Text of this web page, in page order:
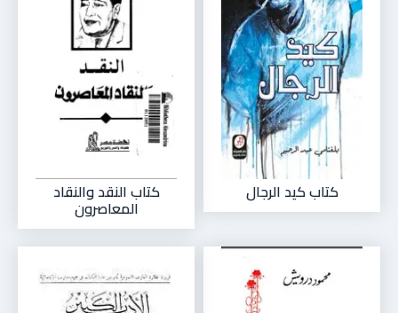
كتاب كيد الرجال كتاب النقد والنقاد
المعاصرون